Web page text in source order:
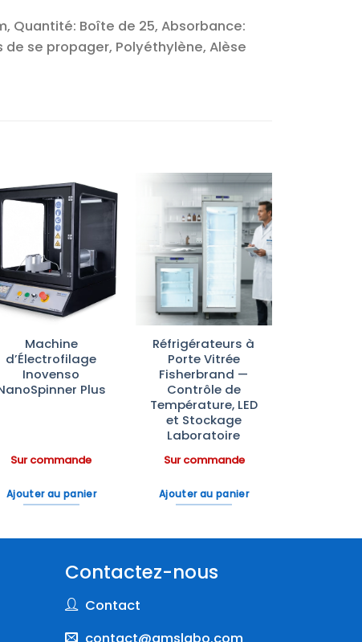
Quantité: Boîte de 25, Absorbance:
se propager, Polyéthylène, Alèse
Ajouter
à la liste
d’envies
Machine
d’Électrofilage
Inovenso
Plus
Sur commande
Ajouter au panier
Ajouter
à la liste
d’envies
Réfrigérateurs à
Porte Vitrée
Fisherbrand —
Contrôle de
Température, LED
et Stockage
Laboratoire
Sur commande
Ajouter au panier
Contactez-nous
Contact